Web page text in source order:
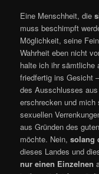
Eine Menschheit, die
muss beschimpft
Möglichkeit, seine
Wahrheit eben nicht
halte ich ihr sämtliche
friedfertig ins Gesicht
des Ausschlusses
erschrecken und
sexuellen
aus Gründen des
möchte. Nein,solang
dieses Landes und
nur einen Einzelnen